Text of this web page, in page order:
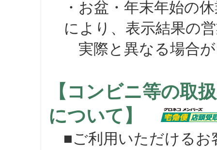
・お盆・年末年始の
により、表示結果の
実際と異なる場合が
【コンビニ等の取
について】
■ご利用いただけるお